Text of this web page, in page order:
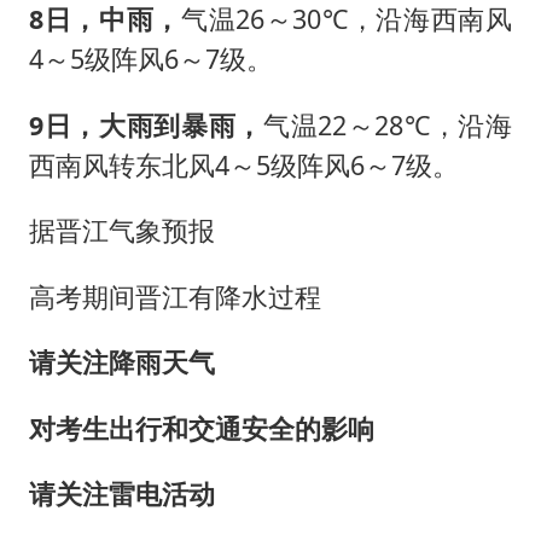
8日，中雨， 气温26～30℃，沿海西南风
4～5级阵风6～7级。
9日，大雨到暴雨， 气温22～28℃，沿海
西南风转东北风4～5级阵风6～7级。
据晋江气象预报
高考期间晋江有降水过程
请关注降雨天气
对考生出行和交通安全的影响
请关注雷电活动